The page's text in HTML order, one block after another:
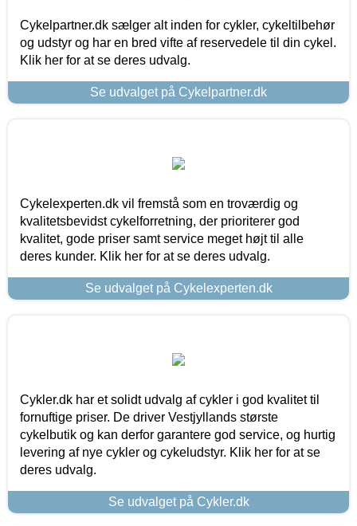
Cykelpartner.dk sælger alt inden for cykler, cykeltilbehør
og udstyr og har en bred vifte af reservedele til din cykel.
Klik her for at se deres udvalg.
Se udvalget på Cykelpartner.dk
Cykelexperten.dk vil fremstå som en troværdig og
kvalitetsbevidst cykelforretning, der prioriterer god
kvalitet, gode priser samt service meget højt til alle
deres kunder. Klik her for at se deres udvalg.
Se udvalget på Cykelexperten.dk
Cykler.dk har et solidt udvalg af cykler i god kvalitet til
fornuftige priser. De driver Vestjyllands største
cykelbutik og kan derfor garantere god service, og hurtig
levering af nye cykler og cykeludstyr. Klik her for at se
deres udvalg.
Se udvalget på Cykler.dk